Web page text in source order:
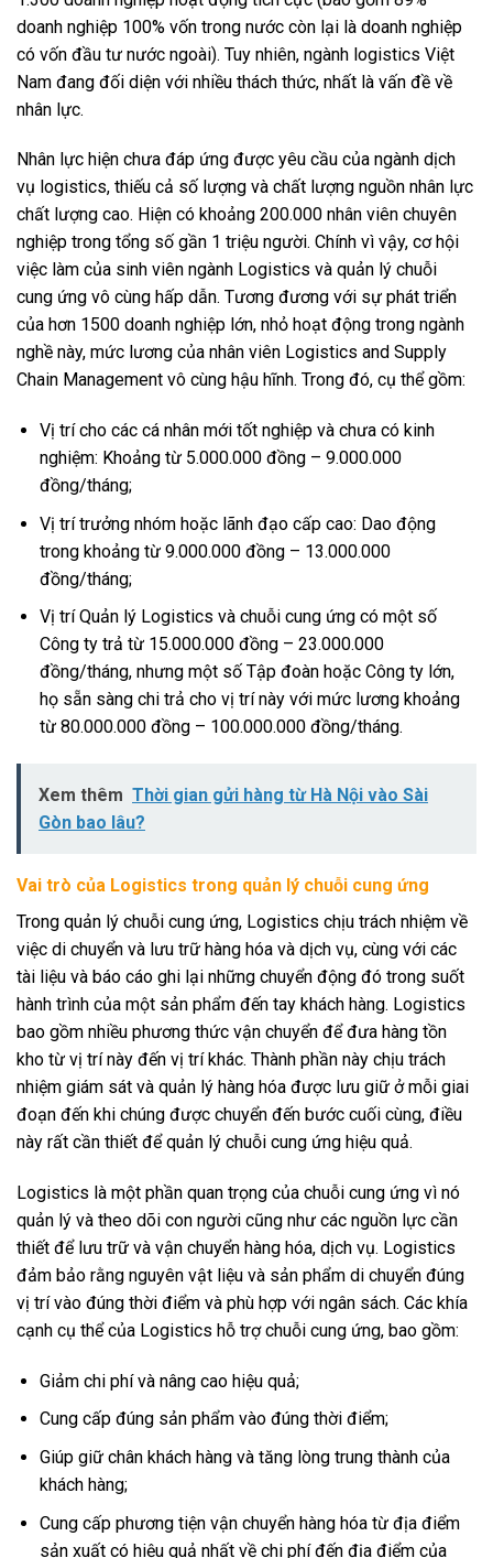
doanh nghiệp 100% vốn trong nước còn lại là doanh nghiệp
có vốn đầu tư nước ngoài). Tuy nhiên, ngành logistics Việt
Nam đang đối diện với nhiều thách thức, nhất là vấn đề về
nhân lực.
Nhân lực hiện chưa đáp ứng được yêu cầu của ngành dịch
vụ logistics, thiếu cả số lượng và chất lượng nguồn nhân lực
chất lượng cao. Hiện có khoảng 200.000 nhân viên chuyên
nghiệp trong tổng số gần 1 triệu người. Chính vì vậy, cơ hội
việc làm của sinh viên ngành Logistics và quản lý chuỗi
cung ứng vô cùng hấp dẫn. Tương đương với sự phát triển
của hơn 1500 doanh nghiệp lớn, nhỏ hoạt động trong ngành
nghề này, mức lương của nhân viên Logistics and Supply
Chain Management vô cùng hậu hĩnh. Trong đó, cụ thể gồm:
Vị trí cho các cá nhân mới tốt nghiệp và chưa có kinh
nghiệm: Khoảng từ 5.000.000 đồng – 9.000.000
đồng/tháng;
Vị trí trưởng nhóm hoặc lãnh đạo cấp cao: Dao động
trong khoảng từ 9.000.000 đồng – 13.000.000
đồng/tháng;
Vị trí Quản lý Logistics và chuỗi cung ứng có một số
Công ty trả từ 15.000.000 đồng – 23.000.000
đồng/tháng, nhưng một số Tập đoàn hoặc Công ty lớn,
họ sẵn sàng chi trả cho vị trí này với mức lương khoảng
từ 80.000.000 đồng – 100.000.000 đồng/tháng.
Xem thêm Thời gian gửi hàng từ Hà Nội vào Sài
Gòn bao lâu?
Vai trò của Logistics trong quản lý chuỗi cung ứng
Trong quản lý chuỗi cung ứng, Logistics chịu trách nhiệm về
việc di chuyển và lưu trữ hàng hóa và dịch vụ, cùng với các
tài liệu và báo cáo ghi lại những chuyển động đó trong suốt
hành trình của một sản phẩm đến tay khách hàng. Logistics
bao gồm nhiều phương thức vận chuyển để đưa hàng tồn
kho từ vị trí này đến vị trí khác. Thành phần này chịu trách
nhiệm giám sát và quản lý hàng hóa được lưu giữ ở mỗi giai
đoạn đến khi chúng được chuyển đến bước cuối cùng, điều
này rất cần thiết để quản lý chuỗi cung ứng hiệu quả.
Logistics là một phần quan trọng của chuỗi cung ứng vì nó
quản lý và theo dõi con người cũng như các nguồn lực cần
thiết để lưu trữ và vận chuyển hàng hóa, dịch vụ. Logistics
đảm bảo rằng nguyên vật liệu và sản phẩm di chuyển đúng
vị trí vào đúng thời điểm và phù hợp với ngân sách. Các khía
cạnh cụ thể của Logistics hỗ trợ chuỗi cung ứng, bao gồm:
Giảm chi phí và nâng cao hiệu quả;
Cung cấp đúng sản phẩm vào đúng thời điểm;
Giúp giữ chân khách hàng và tăng lòng trung thành của
khách hàng;
Cung cấp phương tiện vận chuyển hàng hóa từ địa điểm
sản xuất có hiệu quả nhất về chi phí đến địa điểm của